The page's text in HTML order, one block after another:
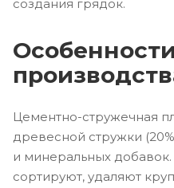
создания грядок.
Особенности
Цементно-стружечная
древесной стружки
и минеральных
сортируют, удаляют